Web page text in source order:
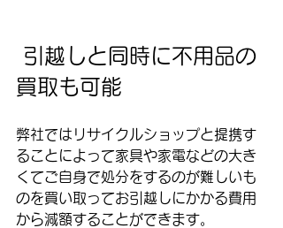
買取も可能
弊社ではリサイクルショップと提携す
ることによって家具や家電などの大き
くてご自身で処分をするのが難しいも
のを買い取ってお引越しにかかる費用
から減額することができます。